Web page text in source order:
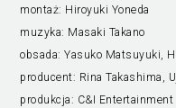
montaż: Hiroyuki Yoneda
muzyka: Masaki Takano
obsada:Yasuko Matsuyuki,
producent: Rina Takashima,
produkcja: C&I Entertainment